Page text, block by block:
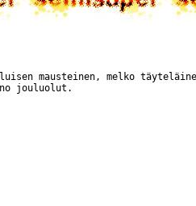
mausteinen, melko
jouluolut.